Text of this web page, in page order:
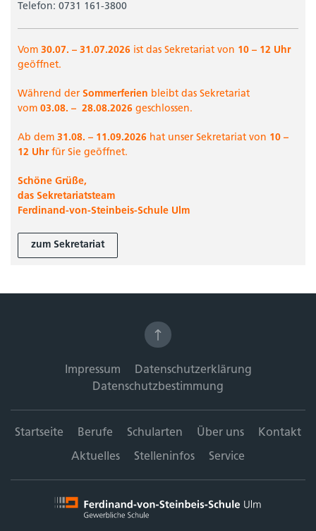
Telefon: 0731 161-3800
Vom 30.07. – 31.07.2026 ist das Sekretariat von 10 – 12 Uhr
geöffnet.
Während der Sommerferien bleibt das Sekretariat
vom 03.08. – 28.08.2026 geschlossen.
Ab dem 31.08. – 11.09.2026 hat unser Sekretariat von 10 –
12 Uhrfür Sie geöffnet.
Schöne Grüße,
das Sekretariatsteam
Ferdinand-von-Steinbeis-Schule Ulm
zum Sekretariat
Impressum
Datenschutzerklärung
Datenschutzbestimmung
Startseite Berufe Schularten Über uns Kontakt
Aktuelles Stelleninfos Service